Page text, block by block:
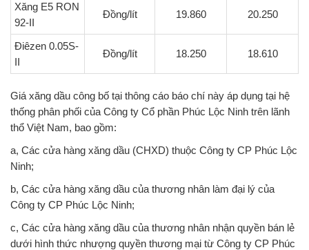
Xăng E5 RON
92-II
Đồng/lít 19.860 20.250
Điêzen 0.05S-
II
Đồng/lít 18.250 18.610
Giá xăng dầu công bố tại thông cáo báo chí này áp dụng tại hệ
thống phân phối của Công ty Cổ phần Phúc Lộc Ninh trên lãnh
thổ Việt Nam, bao gồm:
a, Các cửa hàng xăng dầu (CHXD) thuộc Công ty CP Phúc Lộc
Ninh;
b, Các cửa hàng xăng dầu của thương nhân làm đại lý của
Công ty CP Phúc Lộc Ninh;
c, Các cửa hàng xăng dầu của thương nhân nhận quyền bán lẻ
dưới hình thức nhượng quyền thương mại từ Công ty CP Phúc